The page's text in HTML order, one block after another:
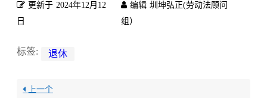
更新于 2024年12月12
日
编辑 圳坤弘正(劳动法顾问
组）
标签: 退休
上一个